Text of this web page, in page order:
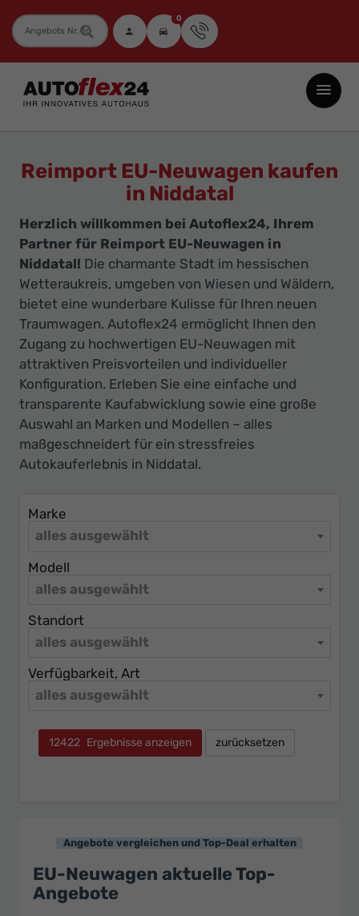
Fahrzeugnummer 0
Autoflex24
GmbH
Neuwagen
und
Gebrauchtwagen
zu
Top-
Preisen
-
Ihr
Innovatives
Autohaus
Reimport EU-Neuwagen kaufen
in Niddatal
Herzlich willkommen bei Autoflex24, Ihrem
Partner für Reimport EU-Neuwagen in
Niddatal! Die charmante Stadt im hessischen
Wetteraukreis, umgeben von Wiesen und Wäldern,
bietet eine wunderbare Kulisse für Ihren neuen
Traumwagen. Autoflex24 ermöglicht Ihnen den
Zugang zu hochwertigen EU-Neuwagen mit
attraktiven Preisvorteilen und individueller
Konfiguration. Erleben Sie eine einfache und
transparente Kaufabwicklung sowie eine große
Auswahl an Marken und Modellen – alles
maßgeschneidert für ein stressfreies
Autokauferlebnis in Niddatal.
Marke
alles ausgewählt
Modell
alles ausgewählt
Standort
alles ausgewählt
Verfügbarkeit, Art
alles ausgewählt
12422 Ergebnisse anzeigen zurücksetzen
Angebote vergleichen und Top-Deal erhalten
EU-Neuwagen aktuelle Top-
Angebote